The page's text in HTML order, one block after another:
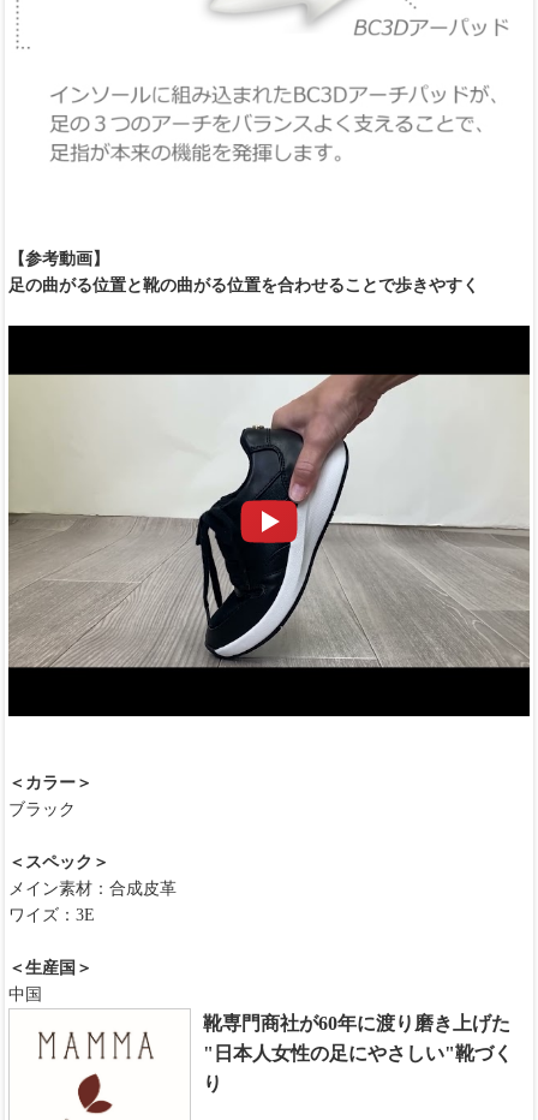
【参考動画】
足の曲がる位置と靴の曲がる位置を合わせることで歩きやすく
＜カラー＞
ブラック
＜スペック＞
メイン素材：合成皮革
ワイズ：3E
＜生産国＞
中国
靴専門商社が60年に渡り磨き上げた
"日本人女性の足にやさしい"靴づく
り